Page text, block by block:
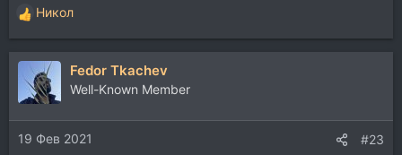
Р
е
а
и
и
:
Никол
Fedor Tkachev
Well-Known Member
19 Фев 2021 #23